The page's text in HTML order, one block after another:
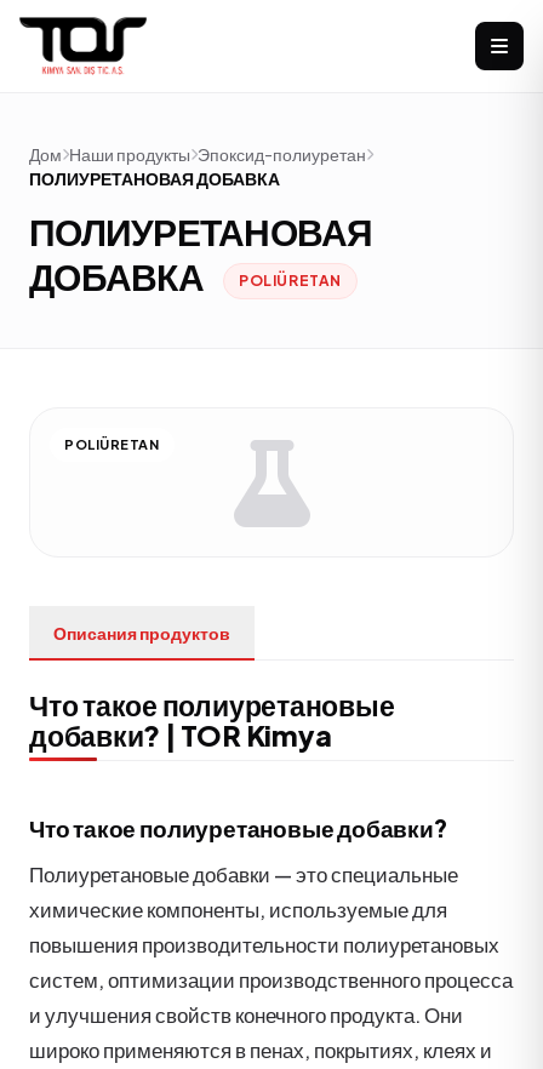
Дом Наши продукты Эпоксид-полиуретан
ПОЛИУРЕТАНОВАЯ ДОБАВКА
ПОЛИУРЕТАНОВАЯ
ДОБАВКА
POLIÜRETAN
POLIÜRETAN
Описания продуктов
Что такое полиуретановые
добавки? | TOR Kimya
Что такое полиуретановые добавки?
Полиуретановые добавки — это специальные
химические компоненты, используемые для
повышения производительности полиуретановых
систем, оптимизации производственного процесса
и улучшения свойств конечного продукта. Они
широко применяются в пенах, покрытиях, клеях и